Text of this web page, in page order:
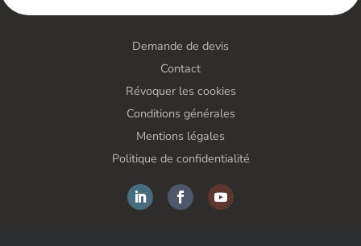
Demande de devis
Contact
Révoquer les cookies
Conditions générales
Mentions légales
Politique de confidentialité